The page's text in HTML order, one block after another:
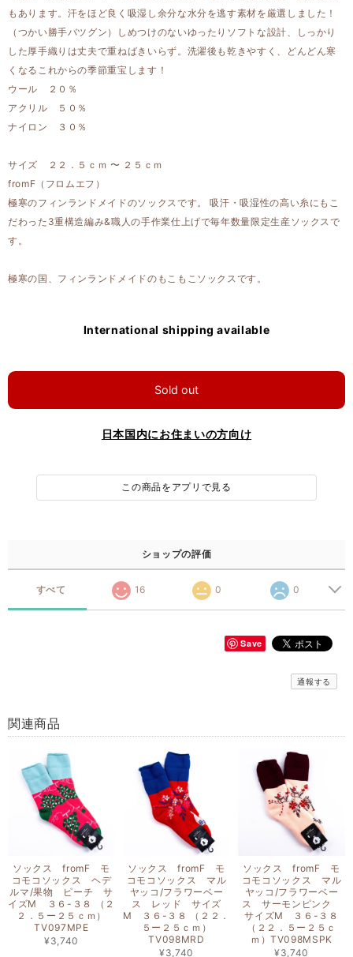
もあります。汗をほど良く吸湿し余分な水分を逃す素材を厳選しました！
（つかい勝手バツグン）しめつけのないゆったりソフトな設計、しっかり
した厚手織りは丈夫で重ねばきいらず。洗濯後も乾きやすく、どんどん寒
くなるこれからの季節重宝します！
ウール ２０％
アクリル ５０％
ナイロン ３０％
サイズ ２２．５ｃｍ 〜 ２５ｃｍ
fromF（フロムエフ）
極寒のフィンランドメイドのソックスです。 吸汗・吸湿性の高い糸にもこ
だわった3重構造編み&職人の手作業仕上げで毎年数量限定生産ソックスで
す。
極寒の国、フィンランドメイドのもこもこソックスです。
International shipping available
Sold out
日本国内にお住まいの方向け
この商品をアプリで見る
ショップの評価
すべて 16 0 0
Save
通報する
関連商品
ソックス fromF モ
コモコソックス ヘデ
ルマ/果物 ピーチ サ
イズM ３６-３８ （２
２．５ー２５ｃｍ）
TV097MPE
¥3,740
ソックス fromF モ
コモコソックス マル
ヤッコ/フラワーベー
ス レッド サイズ
M ３６-３８ （２２．
５ー２５ｃｍ）
TV098MRD
¥3,740
ソックス fromF モ
コモコソックス マル
ヤッコ/フラワーベー
ス サーモンピンク
サイズM ３６-３８
（２２．５ー２５ｃ
ｍ）TV098MSPK
¥3,740